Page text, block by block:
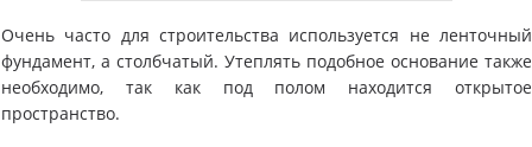
Очень часто для строительства используется не ленточный
фундамент, а столбчатый. Утеплять подобное основание также
необходимо, так как под полом находится открытое
пространство.